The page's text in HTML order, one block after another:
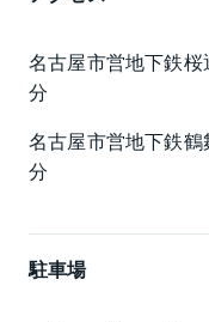
名古屋市営地下鉄
分
名古屋市営地下鉄
分
駐車場